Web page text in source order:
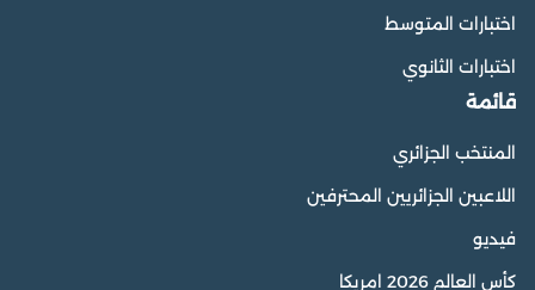
اختبارات المتوسط
اختبارات الثانوي
قائمة
المنتخب الجزائري
اللاعبين الجزائريين المحترفين
فيديو
كأس العالم 2026 امريكا